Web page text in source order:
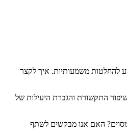
להחלטות משמעותיות. איך לקצר
התקשורת והגברת היעילות של
מסוים? האם אנו מבקשים לשתף